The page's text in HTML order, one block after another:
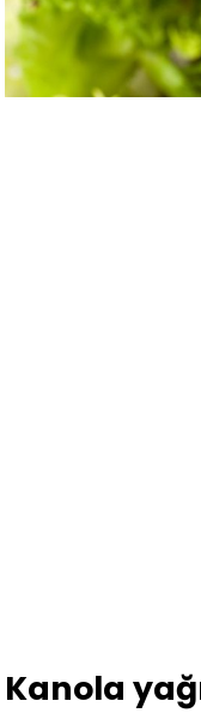
Kanola